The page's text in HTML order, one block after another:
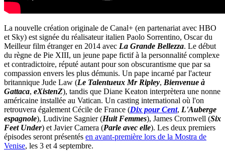
La nouvelle création originale de Canal+ (en partenariat avec HBO
et Sky) est signée du réalisateur italien Paolo Sorrentino, Oscar du
Meilleur film étranger en 2014 avec La Grande Bellezza. Le début
du règne de Pie XIII, un jeune pape fictif à la personnalité complexe
et contradictoire, réputé autant pour son obscurantisme que par sa
compassion envers les plus démunis. Un pape incarné par l'acteur
britannique Jude Law (Le Talentueux Mr Ripley, Bienvenue à
Gattaca, eXistenZ), tandis que Diane Keaton interprètera une nonne
américaine installée au Vatican. Un casting international où l'on
retrouvera également Cécile de France (Dix pour Cent, L'Auberge
espagnole), Ludivine Sagnier (Huit Femmes), James Cromwell (Six
Feet Under) et Javier Camera (Parle avec elle). Les deux premiers
épisodes seront présentés en avant-première lors de la Mostra de
Venise, les 3 et 4 septembre.